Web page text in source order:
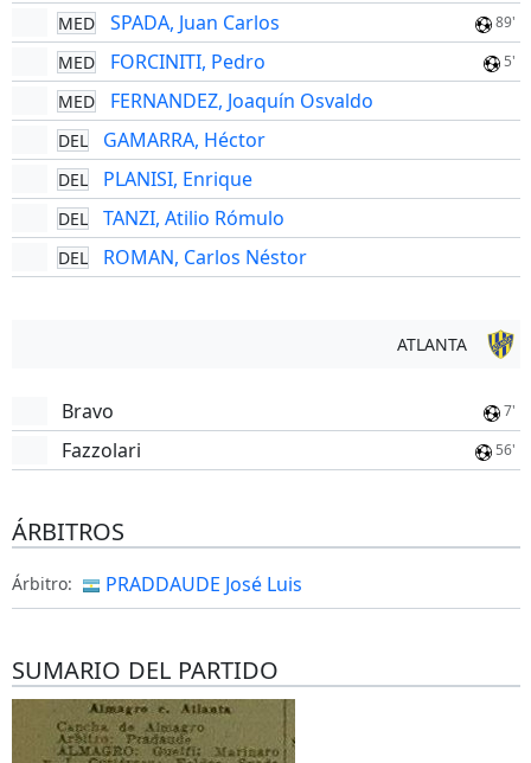
MED SPADA, Juan Carlos 89'
MED FORCINITI, Pedro 5'
MED FERNANDEZ, Joaquín Osvaldo
DEL GAMARRA, Héctor
DEL PLANISI, Enrique
DEL TANZI, Atilio Rómulo
DEL ROMAN, Carlos Néstor
ATLANTA
Bravo 7'
Fazzolari 56'
ÁRBITROS
Árbitro: PRADDAUDE José Luis
SUMARIO DEL PARTIDO